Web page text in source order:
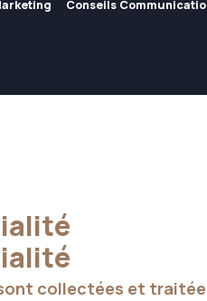
Conseils
collectées et